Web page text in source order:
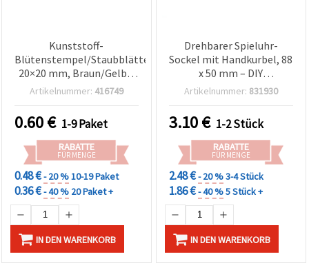
Kunststoff-
Blütenstempel/Staubblätter
20×20 mm, Braun/Gelb –
10 Stück, Bastel- &
Artikelnummer: 416749
0.60€ 1-9 Paket
RABATTE
FÜR MENGE
0.48 €- 20 %10-19 Paket
0.36 €- 40 % 20 Paket +
IN DEN WARENKORB
Drehbarer Spieluhr-
Sockel mit Handkurbel, 88
x 50 mm – DIY
Bastelzubehör
Artikelnummer: 831930
3.10€ 1-2 Stück
RABATTE
FÜR MENGE
2.48 €- 20 %3-4 Stück
1.86 €- 40 %5 Stück +
IN DEN WARENKORB